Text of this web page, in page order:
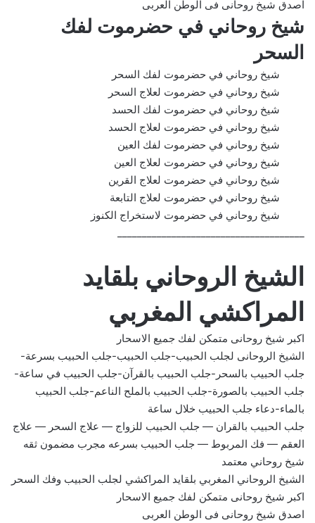
اصدق شيخ روحانى فى الوطن العربى
شيخ روحاني في حضرموت لفك
السحر
شيخ روحاني في حضرموت لفك السحر
شيخ روحاني في حضرموت لعلاج السحر
شيخ روحاني في حضرموت لفك الحسد
شيخ روحاني في حضرموت لعلاج الحسد
شيخ روحاني في حضرموت لفك العين
شيخ روحاني في حضرموت لعلاج العين
شيخ روحاني في حضرموت لعلاج القرين
شيخ روحاني في حضرموت لعلاج التابعة
شيخ روحاني في حضرموت لاستخراج الكنوز
الشيخ الروحاني بلقايد
المراكشي المغربي
اكبر شيخ روحانى متمكن لفك جميع الاسحار
الشيخ الروحانى لجلب الحبيب-جلب الحبيب-جلب الحبيب بسرعة-
جلب الحبيب بالسحر-جلب الحبيب بالقرآن-جلب الحبيب في ساعة-
جلب الحبيب بالصورة-جلب الحبيب بالملح الناعم-جلب الحبيب
بالماء-دعاء جلب الحبيب خلال ساعة
جلب الحبيب بالقران — جلب الحبيب للزواج — علاج السحر — علاج
العقم — فك المربوط — جلب الحبيب بسرعه مجرب مضمون ثقه
شيخ روحاني معتمد
الشيخ الروحاني المغربي بلقايد المراكشي لجلب الحبيب وفك السحر
اكبر شيخ روحانى متمكن لفك جميع الاسحار
اصدق شيخ روحانى فى الوطن العربى